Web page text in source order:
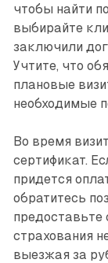
чтобы найти
выбирайте
заключили
Учтите, что
плановые
необходимые
Во время
сертификат.
придется
обратитесь
предоставьте
страхования
выезжая за